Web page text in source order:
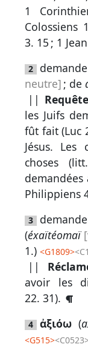
1
Colossiens
3. 15 ; 1
2
neutre] ; de
|| Requête
les Juifs
fût fait (Luc
Jésus. Les
choses
demandées
Philippiens
3
(éxaïtéomaï
1.)<G1809>
||
avoir les
22. 31).
4 ἀξιόω (
<G515><C0523>
Ouvrages
de
référence
Autres
supports
Exemplaire
papier
Nous
contacter
Signaler
une
erreur